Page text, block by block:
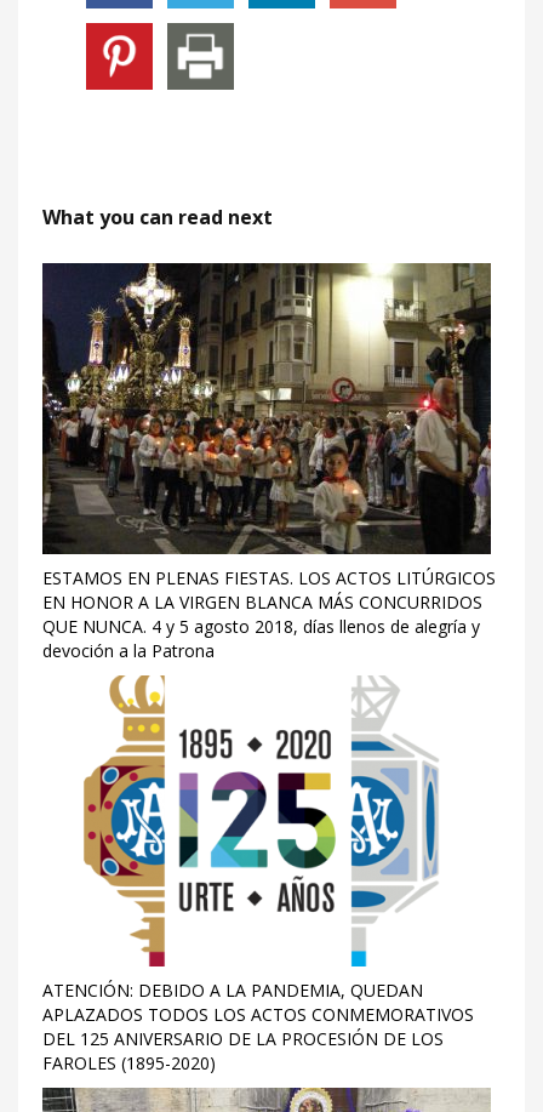
What you can read next
ESTAMOS EN PLENAS FIESTAS. LOS ACTOS LITÚRGICOS
EN HONOR A LA VIRGEN BLANCA MÁS CONCURRIDOS
QUE NUNCA. 4 y 5 agosto 2018, días llenos de alegría y
devoción a la Patrona
ATENCIÓN: DEBIDO A LA PANDEMIA, QUEDAN
APLAZADOS TODOS LOS ACTOS CONMEMORATIVOS
DEL 125 ANIVERSARIO DE LA PROCESIÓN DE LOS
FAROLES (1895-2020)